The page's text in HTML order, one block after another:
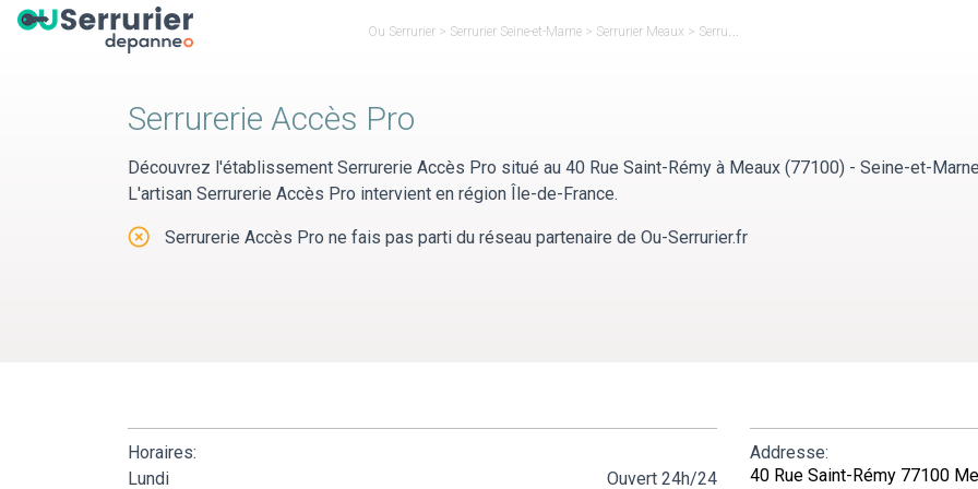
Panneau de gestion des cookies
Ou Serrurier > Serrurier Seine-et-Marne > Serrurier Meaux > Serrurerie Accès Pro
Serrurerie Accès Pro
Découvrez l'établissement Serrurerie Accès Pro situé au 40 Rue Saint-Rémy à Meaux (77100) - Seine-et-
L'artisan Serrurerie Accès Pro intervient en région Île-de-France.
Serrurerie Accès Pro ne fais pas parti du réseau partenaire de Ou-Serrurier.fr
Horaires:
Lundi
Ouvert 24h/24
Addresse:
40 Rue Saint-Rémy 77100